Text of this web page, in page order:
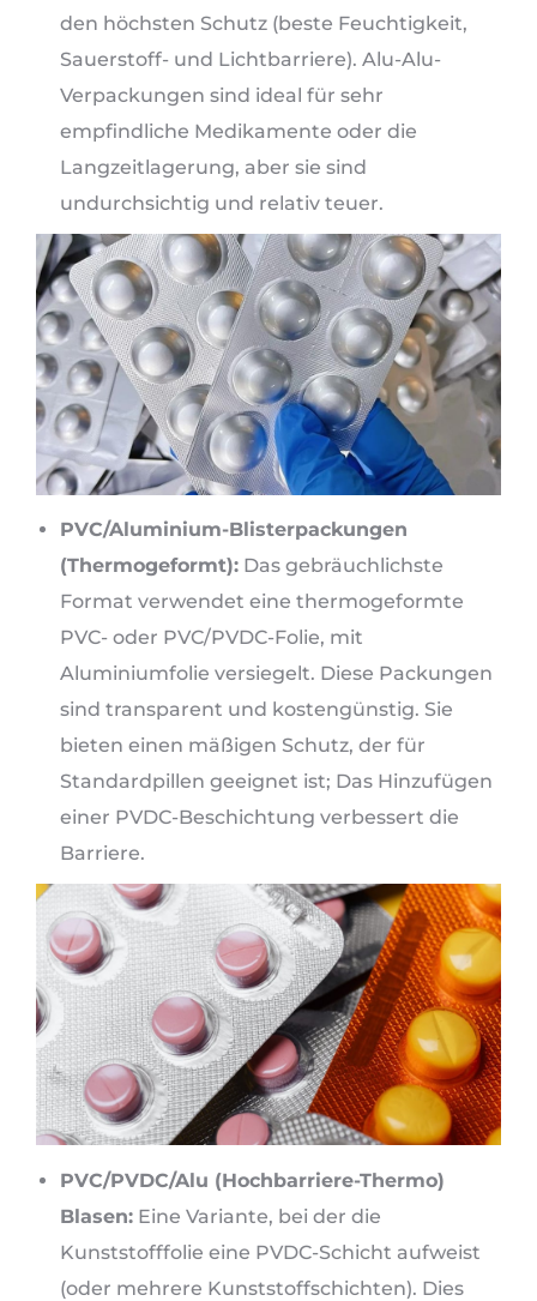
den höchsten Schutz (beste Feuchtigkeit,
Sauerstoff- und Lichtbarriere). Alu-Alu-
Verpackungen sind ideal für sehr
empfindliche Medikamente oder die
Langzeitlagerung, aber sie sind
undurchsichtig und relativ teuer.
PVC/Aluminium-Blisterpackungen
(Thermogeformt): Das gebräuchlichste
Format verwendet eine thermogeformte
PVC- oder PVC/PVDC-Folie, mit
Aluminiumfolie versiegelt. Diese Packungen
sind transparent und kostengünstig. Sie
bieten einen mäßigen Schutz, der für
Standardpillen geeignet ist; Das Hinzufügen
einer PVDC-Beschichtung verbessert die
Barriere.
PVC/PVDC/Alu (Hochbarriere-Thermo)
Blasen: Eine Variante, bei der die
Kunststofffolie eine PVDC-Schicht aufweist
(oder mehrere Kunststoffschichten). Dies